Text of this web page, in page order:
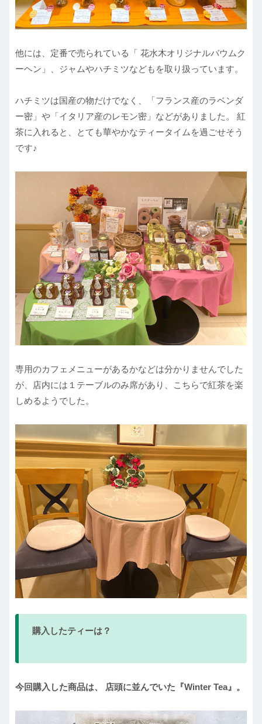
他には、定番で売られている「 花水木オリジナルバウムク
ーヘン」、ジャムやハチミツなどもを取り扱っています。
ハチミツは国産の物だけでなく、「フランス産のラベンダ
ー密」や「イタリア産のレモン密」などがありました。 紅
茶に入れると、とても華やかなティータイムを過ごせそう
です♪
専用のカフェメニューがあるかなどは分かりませんでした
が、店内には１テーブルのみ席があり、こちらで紅茶を楽
しめるようでした。
購入したティーは？
今回購入した商品は、 店頭に並んでいた『Winter Tea』。